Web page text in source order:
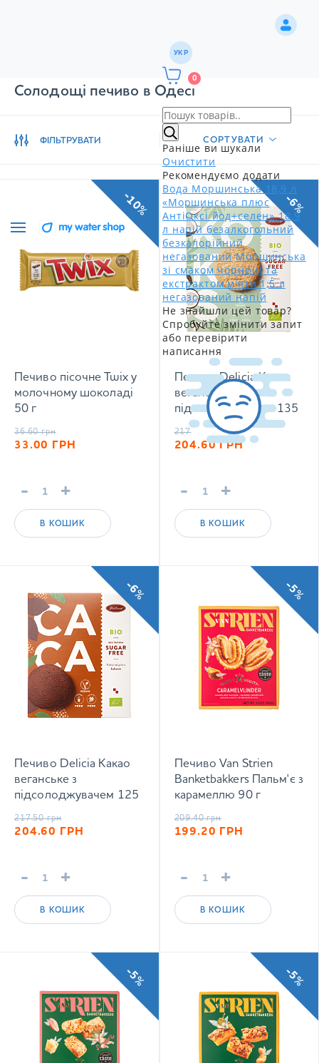
УКР
0
Раніше ви шукали
Очистити
Рекомендуємо додати
Вода Моршинська 18,9 л
«Моршинська плюс
АнтіОксі йод+селен» 18,9
л напій безалкогольний
безкалорійний
негазований Моршинська
зі смаком чорниці та
екстрактом м'яти 1,5 л
негазований напій
Не знайшли цей товар?
Спробуйте змінити запит
або перевірити
написання
Солодощі печиво в Одесі
ФІЛЬТРУВАТИ СОРТУВАТИ
Печиво пісочне Twix у
молочному шоколаді
50 г
36.60 грн
33.00 ГРН
- +
В КОШИК
-10%
Печиво Delicia Кокос
веганське з
підсолоджувачем 135
217.50 грн
204.60ГРН
- +
В КОШИК
-6%
Печиво Delicia Какао
веганське з
підсолоджувачем 125
217.50 грн
204.60 ГРН
- +
В КОШИК
-6%
Печиво Van Strien
Banketbakkers Пальм'є з
карамеллю 90 г
209.40 грн
199.20 ГРН
- +
В КОШИК
-5%
-5% -5%